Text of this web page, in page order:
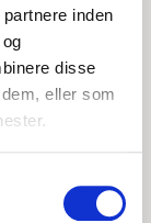
inden
disse
eller som
at ankre, så
LÆS MERE